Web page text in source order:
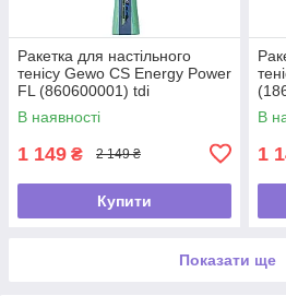
Ракетка для настільного
тенісу Gewo CS Energy Power
FL (860600001) tdi
В наявності
1 149 ₴ 2 149 ₴
Купити
В
1
Показати ще